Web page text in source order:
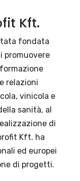
Kft.
fondata
promuovere
relazioni
vinicola e
sanità, al
di
Kft. ha
ed europei
di progetti.